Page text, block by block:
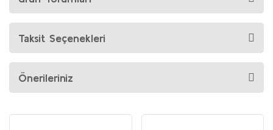
Taksit Seçenekleri
Önerileriniz